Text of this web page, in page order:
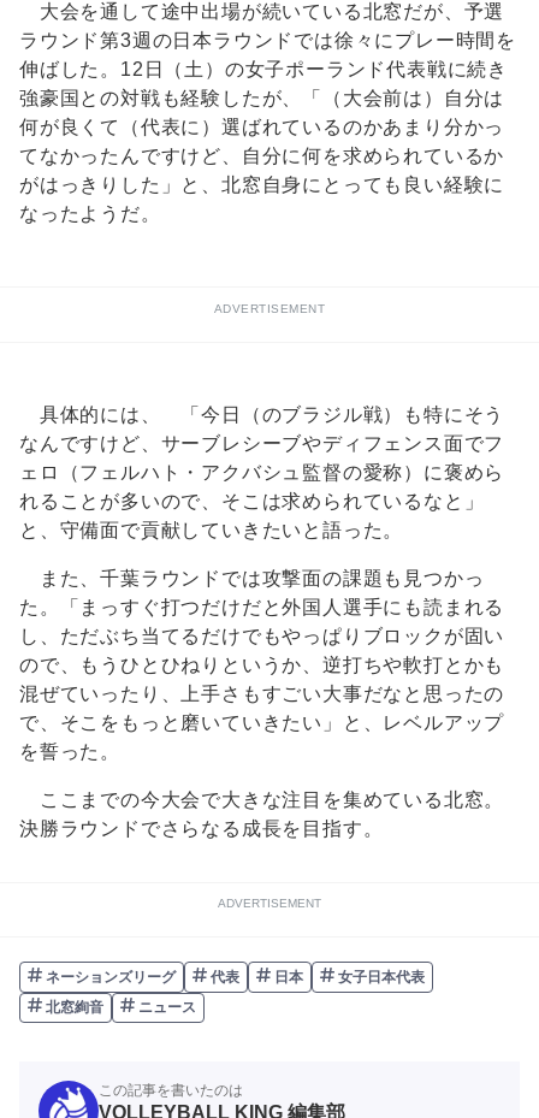
大会を通して途中出場が続いている北窓だが、予選
ラウンド第3週の日本ラウンドでは徐々にプレー時間を
伸ばした。12日（土）の女子ポーランド代表戦に続き
強豪国との対戦も経験したが、「（大会前は）自分は
何が良くて（代表に）選ばれているのかあまり分かっ
てなかったんですけど、自分に何を求められているか
がはっきりした」と、北窓自身にとっても良い経験に
なったようだ。
ADVERTISEMENT
具体的には、 「今日（のブラジル戦）も特にそう
なんですけど、サーブレシーブやディフェンス面でフ
ェロ（フェルハト・アクバシュ監督の愛称）に褒めら
れることが多いので、そこは求められているなと」
と、守備面で貢献していきたいと語った。
また、千葉ラウンドでは攻撃面の課題も見つかっ
た。「まっすぐ打つだけだと外国人選手にも読まれる
し、ただぶち当てるだけでもやっぱりブロックが固い
ので、もうひとひねりというか、逆打ちや軟打とかも
混ぜていったり、上手さもすごい大事だなと思ったの
で、そこをもっと磨いていきたい」と、レベルアップ
を誓った。
ここまでの今大会で大きな注目を集めている北窓。
決勝ラウンドでさらなる成長を目指す。
ADVERTISEMENT
ネーションズリーグ 代表 日本
女子日本代表
北窓絢音
ニュース
この記事を書いたのは
VOLLEYBALL KING 編集部